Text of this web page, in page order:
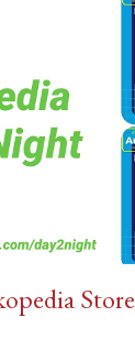
Store